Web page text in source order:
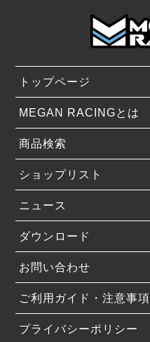
トップページ
MEGAN RACINGとは
商品検索
ショップリスト
ニュース
ダウンロード
お問い合わせ
ご利用ガイド・注意事項
プライバシーポリシー